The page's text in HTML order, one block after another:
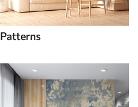
Patterns